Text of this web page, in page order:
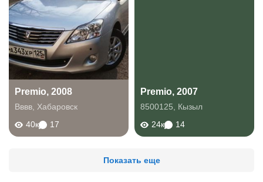
Premio, 2008
Вввв Хабаровск
40к
17
Premio, 2007
8500125
Кызыл
24к
14
Показать еще